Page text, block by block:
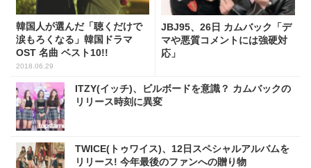
韓国人が選んだ「聴くだけで
涙もろくなる」韓国ドラマ
OST 名曲 ベスト10!!
2018.06.29
JBJ95、26日 カムバック「デ
マや悪質コメントには強硬対
応」
ITZY(イッチ)、ビルボードを意識？ カムバックの
リリース時刻に異変
TWICE(トゥワイス)、12日スペシャルアルバムを
リリース! 今年最後のファンへの贈り物